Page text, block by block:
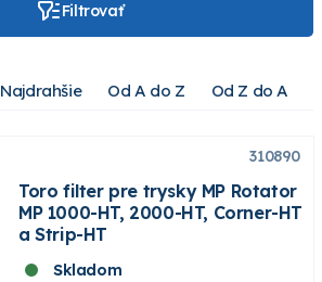
Filtrovať
Najdrahšie Od A do Z Od Z do A
310890
Toro filter pre trysky MP Rotator
MP 1000-HT, 2000-HT, Corner-HT
a Strip-HT
Skladom